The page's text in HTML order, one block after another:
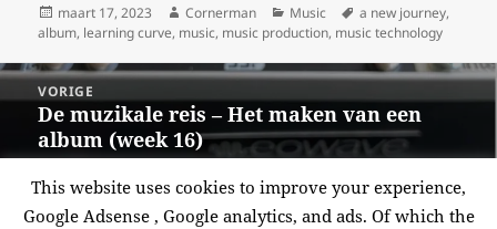
Geplaatst
op
maart 17, 2023 Auteur
Cornerman Categorieën
Music Tags
a new journey,
album, learning curve, music, music production, music technology
Berichtnavigatie
VORIGE
Vorige
bericht:
De muzikale reis – Het maken van een
album (week 16)
Volgende
De muzikale reis – Het maken van een
This website uses cookies to improve your experience,
Google Adsense , Google analytics, and ads. Of which the